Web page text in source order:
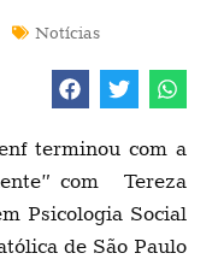
Notícias
terminou com a
com Tereza
Psicologia Social
de São Paulo